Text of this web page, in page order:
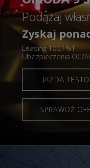
Podążaj
Zyskaj
Leasing 100,1%1
Ubezpieczenia OC/
JAZDA
SPRAWDŹ